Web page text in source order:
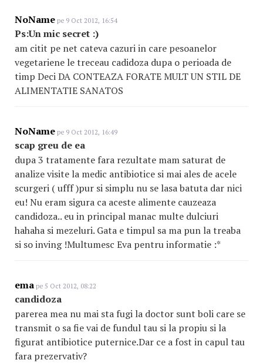
NoName pe 9 Oct 2012, 16:54
Ps:Un mic secret :)
am citit pe net cateva cazuri in care pesoanelor
vegetariene le treceau cadidoza dupa o perioada de
timp Deci DA CONTEAZA FORATE MULT UN STIL DE
ALIMENTATIE SANATOS
NoName pe 9 Oct 2012, 16:49
scap greu de ea
dupa 3 tratamente fara rezultate mam saturat de
analize visite la medic antibiotice si mai ales de acele
scurgeri ( ufff )pur si simplu nu se lasa batuta dar nici
eu! Nu eram sigura ca aceste alimente cauzeaza
candidoza.. eu in principal manac multe dulciuri
hahaha si mezeluri. Gata e timpul sa ma pun la treaba
si so inving !Multumesc Eva pentru informatie :*
ema pe 5 Oct 2012, 08:22
candidoza
parerea mea nu mai sta fugi la doctor sunt boli care se
transmit o sa fie vai de fundul tau si la propiu si la
figurat antibiotice puternice.Dar ce a fost in capul tau
fara prezervativ?